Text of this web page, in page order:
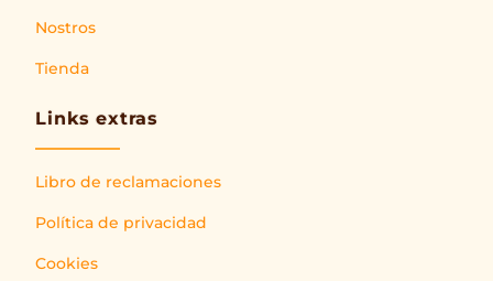
Nostros
Tienda
Links extras
Libro de reclamaciones
Política de privacidad
Cookies